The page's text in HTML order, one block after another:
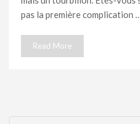
pas la première complication
Read More